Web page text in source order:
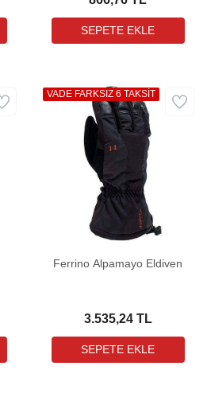
Ferrino Alpamayo Eldiven
3.535,24 TL
VADE FARKSIZ 6 TAKSİT